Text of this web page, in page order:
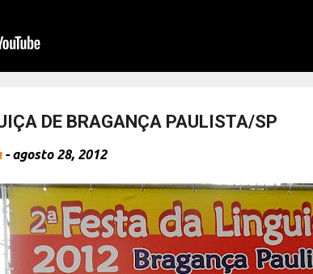
DE BRAGANÇA PAULISTA/SP
-agosto 28, 2012